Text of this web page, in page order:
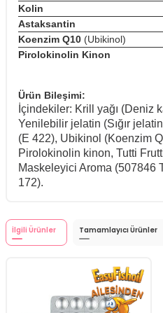
Kolin
Astaksantin
Koenzim Q10 (Ubikinol)
Pirolokinolin Kinon
Ürün Bileşimi:
İçindekiler: Krill yağı (Deniz
Yenilebilir jelatin (Sığır
(E 422), Ubikinol (Koenzim
Pirolokinolin kinon, Tutti
Maskeleyici Aroma (507846
172).
İlgili Ürünler Tamamlayıcı Ürünler